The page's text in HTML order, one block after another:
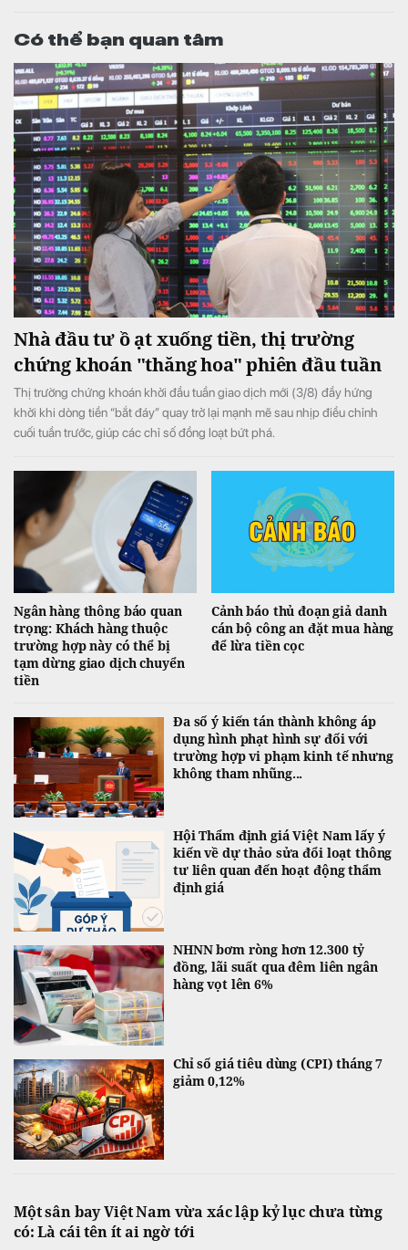
Có thể bạn quan tâm
Nhà đầu tư ồ ạt xuống tiền, thị trường
chứng khoán "thăng hoa" phiên đầu tuần
Thị trường chứng khoán khởi đầu tuần giao dịch mới (3/8) đầy hứng
khởi khi dòng tiền “bắt đáy” quay trở lại mạnh mẽ sau nhịp điều chỉnh
cuối tuần trước, giúp các chỉ số đồng loạt bứt phá.
Ngân hàng thông báo quan
trọng: Khách hàng thuộc
trường hợp này có thể bị
tạm dừng giao dịch chuyển
tiền
Cảnh báo thủ đoạn giả danh
cán bộ công an đặt mua hàng
để lừa tiền cọc
Đa số ý kiến tán thành không áp
dụng hình phạt hình sự đối với
trường hợp vi phạm kinh tế nhưng
không tham nhũng...
Hội Thẩm định giá Việt Nam lấy ý
kiến về dự thảo sửa đổi loạt thông
tư liên quan đến hoạt động thẩm
định giá
NHNN bơm ròng hơn 12.300 tỷ
đồng, lãi suất qua đêm liên ngân
hàng vọt lên 6%
Chỉ số giá tiêu dùng (CPI) tháng 7
giảm 0,12%
Một sân bay Việt Nam vừa xác lập kỷ lục chưa từng
có: Là cái tên ít ai ngờ tới